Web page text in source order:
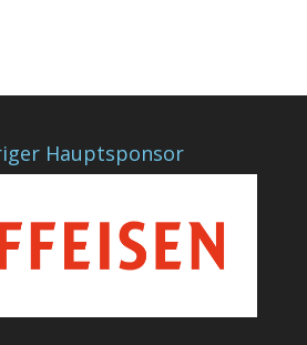
Hauptsponsor